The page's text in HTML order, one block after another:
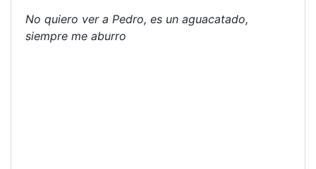
No quiero ver a Pedro, es un aguacatado,
siempre me aburro